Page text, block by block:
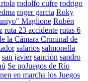
rodolfo cufre rodrigo
roger garcia Roky
Maglione Rubén
ruta 23 accidente rutas 6
la Cámara Criminal de
salarios salmonella
san javier sanción sandro
Se poJuegos de Río
en marcha los Juegos